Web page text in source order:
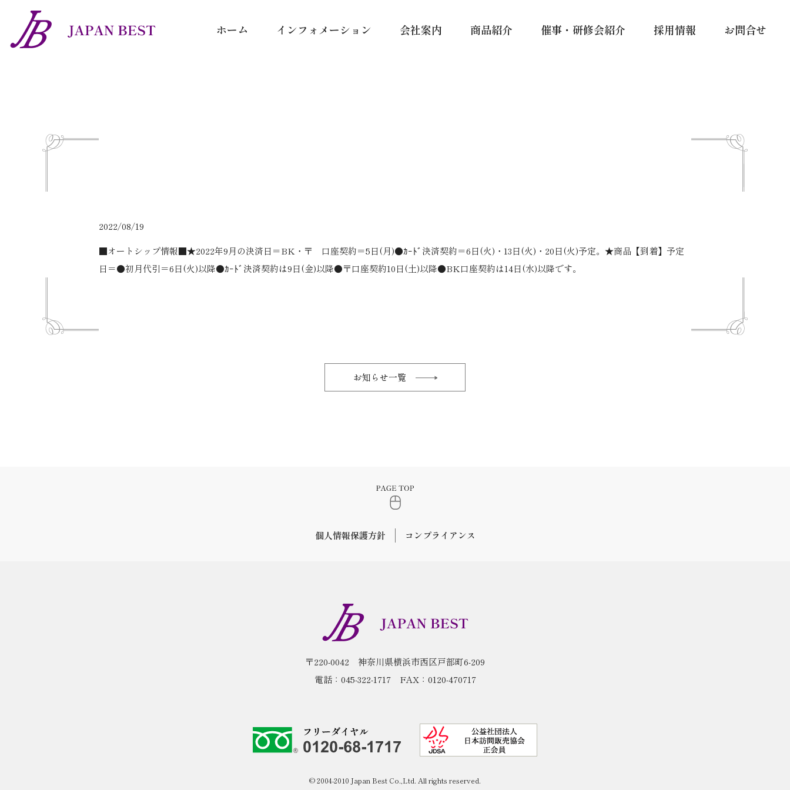
ホーム インフォメーション 会社案内 商品紹介 催事・研修会紹介 採用情報 お問合せ
2022/08/19
■オートシップ情報■★2022年9月の決済日＝BK・〒 口座契約＝5日(月)●ｶｰﾄﾞ決済契約＝6日(火)・13日(火)・20日(火)予定。★商品【到着】予定
日＝●初月代引＝6日(火)以降●ｶｰﾄﾞ決済契約は9日(金)以降●〒口座契約10日(土)以降●BK口座契約は14日(水)以降です。
お知らせ一覧
個人情報保護方針 コンプライアンス
〒220-0042
神奈川県横浜市西区戸部町6-209
電話： 045-322-1717 FAX：0120-470717
© 2004-2010 Japan Best Co.,Ltd. All rights reserved.